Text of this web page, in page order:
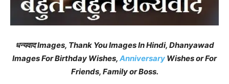
धन्यवाद Images, Thank You Images In Hindi, Dhanyawad
Images For Birthday Wishes, Anniversary Wishes or For
Friends, Family or Boss.